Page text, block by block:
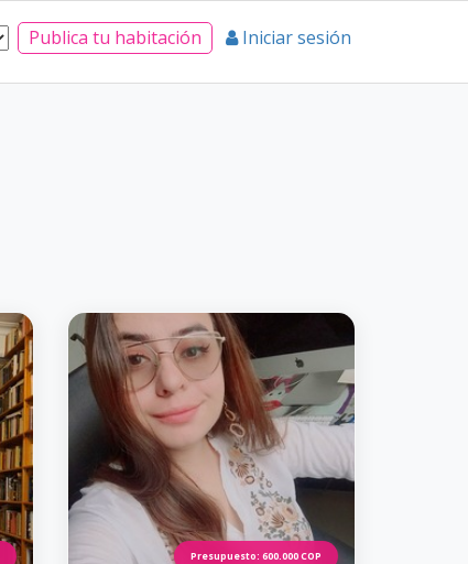
Publica tu habitación Iniciar sesión
Presupuesto: 600.000COP